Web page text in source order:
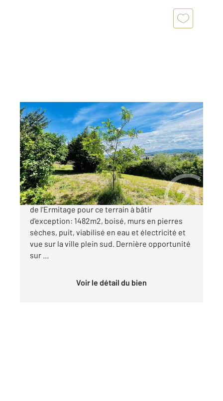
ALES 30
1482 m
Ref : 136
Terrain à vendre
190 000 €
Rare, emplacement de 1er ordre sur la colline
de l'Ermitage pour ce terrain à bâtir
d'exception: 1482m2, boisé, murs en pierres
sèches, puit, viabilisé en eau et électricité et
vue sur la ville plein sud. Dernière opportunité
sur ...
Voir le détail du bien